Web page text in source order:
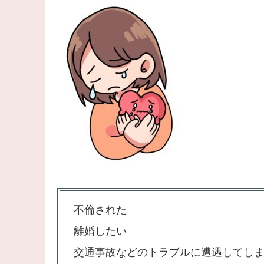
不倫された
離婚したい
交通事故などのトラブルに遭遇してし